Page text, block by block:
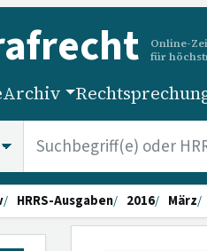
Online-
für
Archiv
HRRS-Ausgaben 2016 März